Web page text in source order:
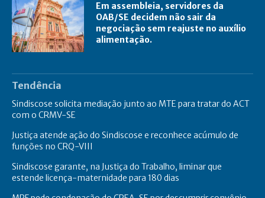
Em assembleia, servidores da
OAB/SE decidem não sair da
negociação sem reajuste no auxílio
alimentação.
Tendência
Sindiscose solicita mediação junto ao MTE para tratar do ACT
com o CRMV-SE
Justiça atende ação do Sindiscose e reconhece acúmulo de
funções no CRQ-VIII
Sindiscose garante, na Justiça do Trabalho, liminar que
estende licença-maternidade para 180 dias